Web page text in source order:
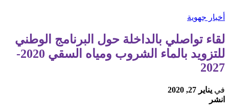
أخبار جهوية
لقاء تواصلي بالداخلة حول البرنامج الوطني
للتزويد بالماء الشروب ومياه السقي 2020-
2027
في يناير 27, 2020
انشر